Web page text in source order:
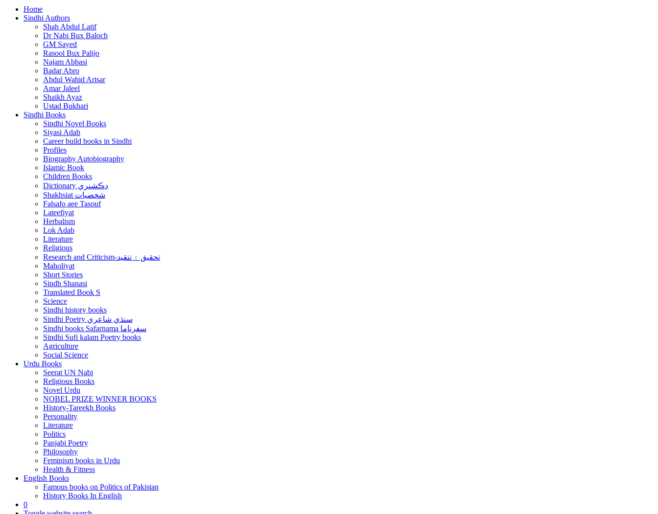
Home
Sindhi Authors
Shah Abdul Latif
Dr Nabi Bux Baloch
GM Sayed
Rasool Bux Palijo
Najam Abbasi
Badar Abro
Abdul Wahid Arisar
Amar Jaleel
Shaikh Ayaz
Ustad Bukhari
Sindhi Books
Sindhi Novel Books
Siyasi Adab
Career build books in Sindhi
Profiles
Biography Autobiography
Islamic Book
Children Books
Dictionary ڊڪشنري
Shakhsiat شخصيات
Falsafo aee Tasouf
Lateefiyat
Herbalism
Lok Adab
Literature
Religious
Research and Criticism-تحقيق ۽ تنقيد
Maholiyat
Short Stories
Sindh Shanasi
Translated Book S
Science
Sindhi history books
Sindhi Poetry سنڌي شاعري
Sindhi books Safarnama سفرناما
Sindhi Sufi kalam Poetry books
Agriculture
Social Science
Urdu Books
Seerat UN Nabi
Religious Books
Novel Urdu
NOBEL PRIZE WINNER BOOKS
History-Tareekh Books
Personality
Literature
Politics
Panjabi Poetry
Philosophy
Feminism books in Urdu
Health & Fitness
English Books
Famous books on Politics of Pakistan
History Books In English
0